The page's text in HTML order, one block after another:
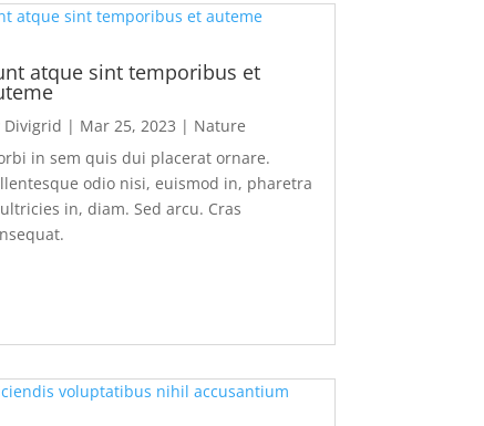
atque sint temporibus et
Divigrid | Mar 25, 2023 | Nature
in sem quis dui placerat ornare.
odio nisi, euismod in, pharetra
in, diam. Sed arcu. Cras